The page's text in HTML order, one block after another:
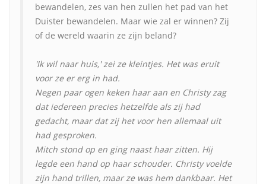
bewandelen, zes van hen zullen het pad van het
Duister bewandelen. Maar wie zal er winnen? Zij
of de wereld waarin ze zijn beland?
'Ik wil naar huis,' zei ze kleintjes. Het was eruit
voor ze er erg in had.
Negen paar ogen keken haar aan en Christy zag
dat iedereen precies hetzelfde als zij had
gedacht, maar dat zij het voor hen allemaal uit
had gesproken.
Mitch stond op en ging naast haar zitten. Hij
legde een hand op haar schouder. Christy voelde
zijn hand trillen, maar ze was hem dankbaar. Het